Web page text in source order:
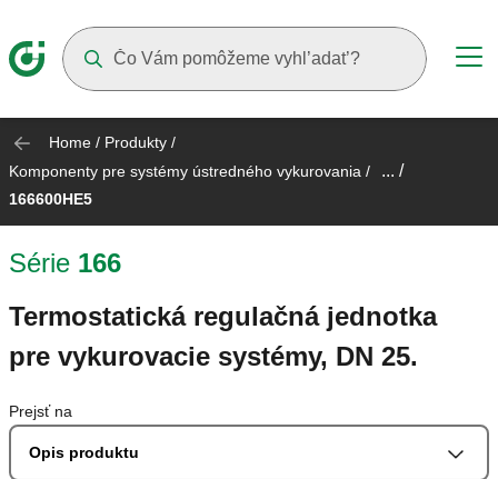
Home / Produkty /
Komponenty pre systémy ústredného vykurovania / ... /
166600HE5
Série 166
Termostatická regulačná jednotka
pre vykurovacie systémy, DN 25.
Prejsť na
Opis produktu